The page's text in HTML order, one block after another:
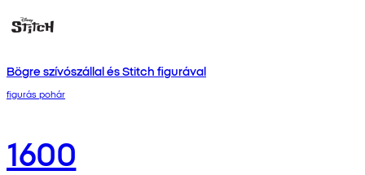
Bögre szívószállal és Stitch figurával
figurás pohár
1600